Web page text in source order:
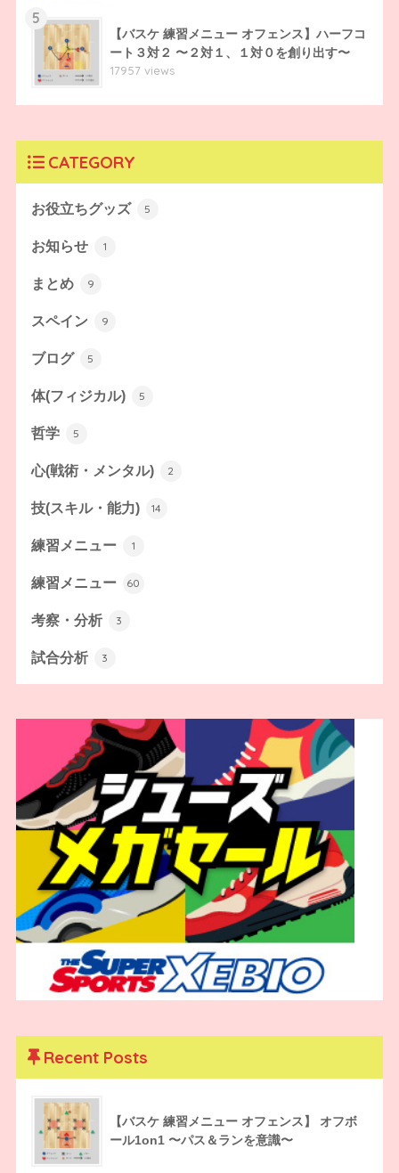
5
【バスケ 練習メニュー オフェンス】ハーフコ
ート３対２ 〜２対１、１対０を創り出す〜
17957 views
CATEGORY
お役立ちグッズ 5
お知らせ 1
まとめ 9
スペイン 9
ブログ 5
体(フィジカル) 5
哲学 5
心(戦術・メンタル) 2
技(スキル・能力) 14
練習メニュー 1
練習メニュー 60
考察・分析 3
試合分析 3
Recent Posts
【バスケ 練習メニュー オフェンス】 オフボ
ール1on1 〜パス＆ランを意識〜